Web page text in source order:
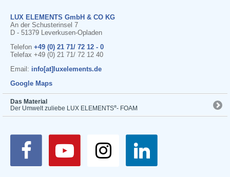
LUX ELEMENTS GmbH & CO KG
An der Schusterinsel 7
D - 51379 Leverkusen-Opladen
Telefon +49 (0) 21 71/ 72 12 - 0
Telefax +49 (0) 21 71/ 72 12 40
Email: info[at]luxelements.de
Google Maps
Das Material
Der Umwelt zuliebe LUX ELEMENTS®- FOAM